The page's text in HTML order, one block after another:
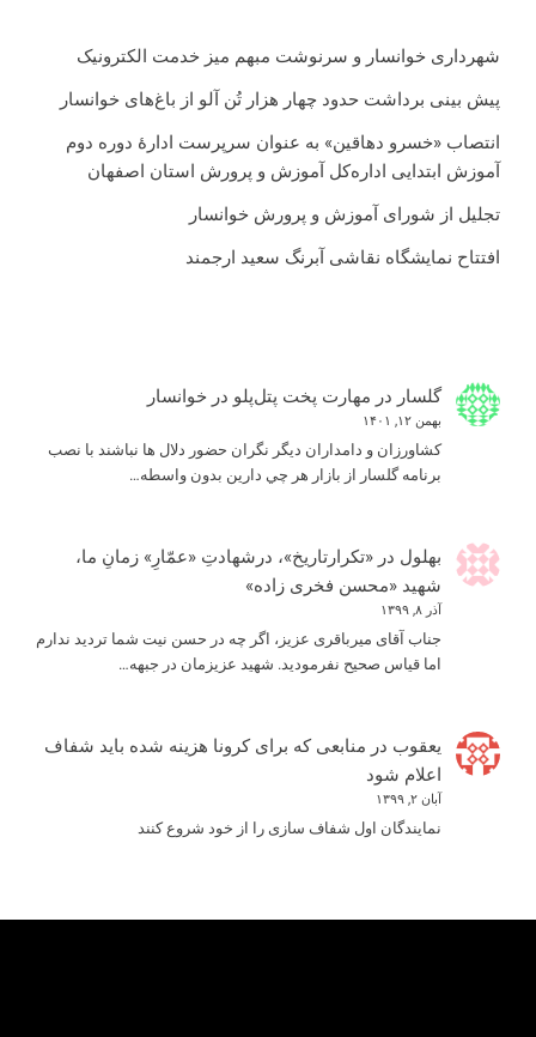
شهرداری خوانسار و سرنوشت مبهم میز خدمت الکترونیک
پیش بینی برداشت حدود چهار هزار تُن آلو از باغ‌های خوانسار
انتصاب «خسرو دهاقین» به عنوان سرپرست ادارۀ دوره دوم
آموزش ابتدایی اداره‌کل آموزش و پرورش استان اصفهان
تجلیل از شورای آموزش و پرورش خوانسار
افتتاح نمایشگاه نقاشی آبرنگ سعید ارجمند
گلسار در مهارت پخت پتل‌پلو در خوانسار
بهمن ۱۲, ۱۴۰۱
كشاورزان و دامداران ديگر نگران حضور دلال ها نباشند با نصب
برنامه گلسار از بازار هر چي دارين بدون واسطه…
بهلول در «تکرارتاریخ»، درشهادتِ «عمّارِ» زمانِ ما،
شهید «محسن فخری زاده»
آذر ۸, ۱۳۹۹
جناب آقای میرباقری عزیز، اگر چه در حسن نیت شما تردید ندارم
اما قیاس صحیح نفرمودید. شهید عزیزمان در جبهه…
یعقوب در منابعی که برای کرونا هزینه شده باید شفاف
اعلام شود
آبان ۲, ۱۳۹۹
نمایندگان اول شفاف سازی را از خود شروع کنند